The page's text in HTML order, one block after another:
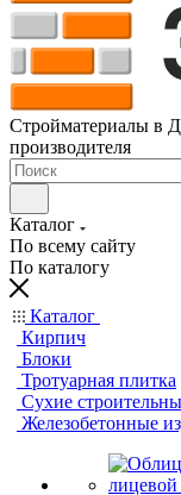
Стройматериалы в
производителя
Каталог
По всему сайту
По каталогу
Каталог
Кирпич
Блоки
Тротуарная плитка
Сухие
Железобетонные